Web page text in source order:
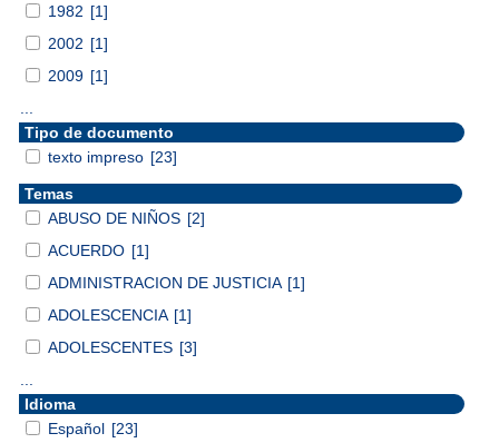
1982 [1]
2002 [1]
2009 [1]
Tipo de documento
texto impreso [23]
Temas
ABUSO DE NIÑOS [2]
ACUERDO [1]
ADMINISTRACION DE JUSTICIA [1]
ADOLESCENCIA [1]
ADOLESCENTES [3]
Idioma
Español [23]